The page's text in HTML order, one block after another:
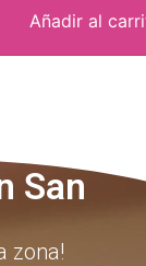
Añadir al
San
zona!